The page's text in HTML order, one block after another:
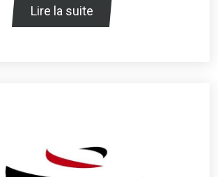
Lire la suite